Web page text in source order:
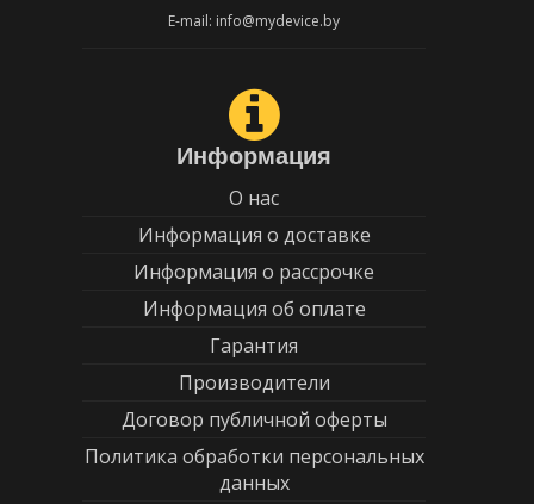
E-mail: info@mydevice.by
Информация
О нас
Информация о доставке
Информация о рассрочке
Информация об оплате
Гарантия
Производители
Договор публичной оферты
Политика обработки персональных
данных